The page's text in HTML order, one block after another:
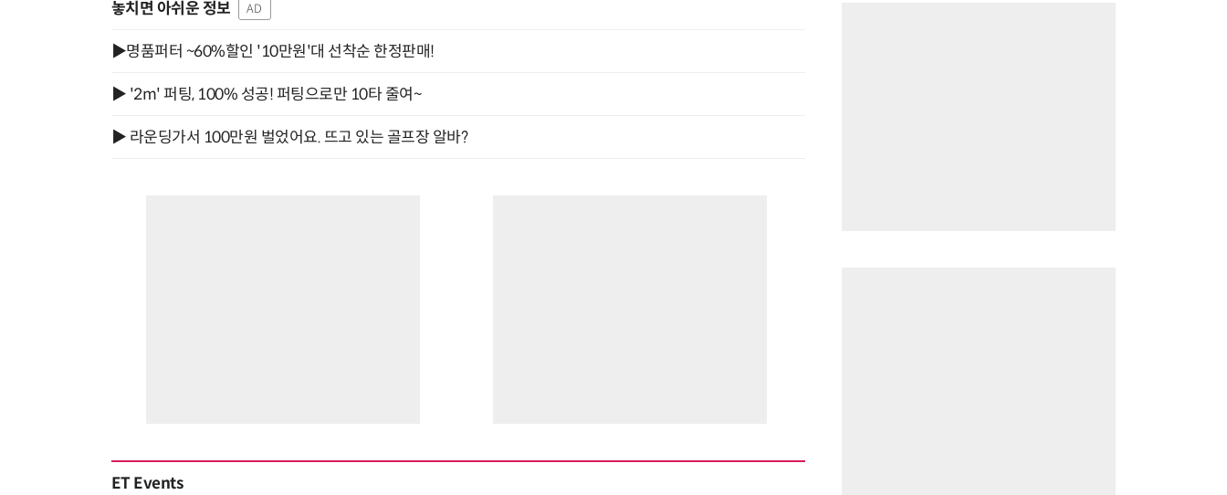
놓치면 아쉬운 정보 AD
▶명품퍼터 ~60%할인 '10만원'대 선착순 한정판매!
▶ '2m' 퍼팅, 100% 성공! 퍼팅으로만 10타 줄여~
▶ 라운딩가서 100만원 벌었어요. 뜨고 있는 골프장 알바?
ET Events